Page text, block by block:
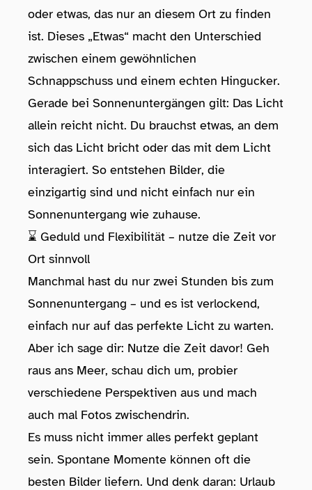
oder etwas, das nur an diesem Ort zu finden
ist. Dieses „Etwas“ macht den Unterschied
zwischen einem gewöhnlichen
Schnappschuss und einem echten Hingucker.
Gerade bei Sonnenuntergängen gilt: Das Licht
allein reicht nicht. Du brauchst etwas, an dem
sich das Licht bricht oder das mit dem Licht
interagiert. So entstehen Bilder, die
einzigartig sind und nicht einfach nur ein
Sonnenuntergang wie zuhause.
⌛ Geduld und Flexibilität – nutze die Zeit vor
Ort sinnvoll
Manchmal hast du nur zwei Stunden bis zum
Sonnenuntergang – und es ist verlockend,
einfach nur auf das perfekte Licht zu warten.
Aber ich sage dir: Nutze die Zeit davor! Geh
raus ans Meer, schau dich um, probier
verschiedene Perspektiven aus und mach
auch mal Fotos zwischendrin.
Es muss nicht immer alles perfekt geplant
sein. Spontane Momente können oft die
besten Bilder liefern. Und denk daran: Urlaub